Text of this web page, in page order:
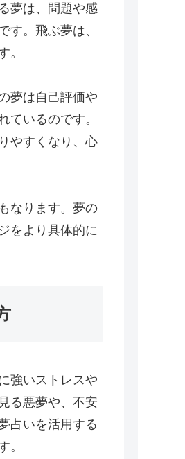
夢は、問題や感
す。飛ぶ夢は、
。
夢は自己評価や
ているのです。
やすくなり、心
なります。夢の
をより具体的に
強いストレスや
る悪夢や、不安
占いを活用する
。